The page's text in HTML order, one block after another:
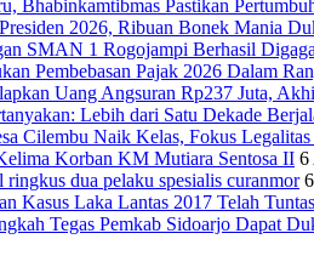
Bhabinkamtibmas Pastikan
2026, Ribuan Bonek Mania
SMAN 1 Rogojampi Berhasil
Pembebasan Pajak 2026 Dalam
Uang Angsuran Rp237 Juta,
Lebih dari Satu Dekade
Naik Kelas, Fokus
Korban KM Mutiara Sentosa II 6
dua pelaku spesialis curanmor
Kasus Laka Lantas 2017 Telah
Tegas Pemkab Sidoarjo Dapat